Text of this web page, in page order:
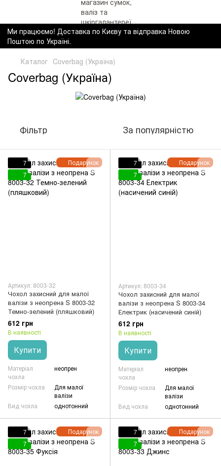
Ми працюємо! Доставка по Києву та відправка Новою
Поштою по Україні.
Каталог Coverbag (Україна)
Coverbag (Україна)
Фільтр За популярністю
Подарунок
7
7
Артикул: 8003-32
Чохол захисний для малої
валізи з неопрена S 8003-32
Темно-зелений (пляшковий)
612 грн
В наявності
Купити
Матеріал
чохла
неопрен
Розмір чохла
Для малої
валізи
Вид чохла
однотонний
Подарунок
7
7
Артикул: 8003-34
Чохол захисний для малої
валізи з неопрена S 8003-34
Електрик (насичений синій)
612 грн
В наявності
Купити
Матеріал
чохла
неопрен
Розмір чохла
Для малої
валізи
Вид чохла
однотонний
Подарунок
7
7
Подарунок
7
7